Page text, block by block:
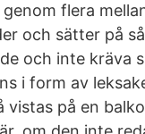
genom flera
och sätter på
och inte kräva
i form av
på en